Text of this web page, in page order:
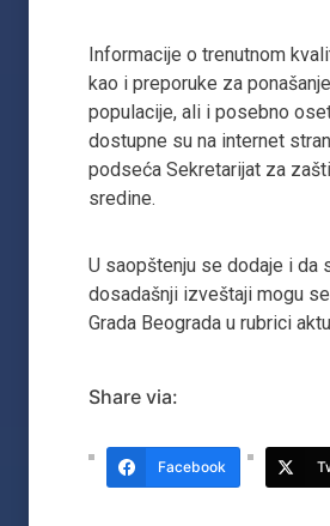
Informacije o trenutnom
kao i preporuke za
populacije, ali i posebno
dostupne su na internet
podseća Sekretarijat za
sredine.
U saopštenju se dodaje i da
dosadašnji izveštaji mogu
Grada Beograda u rubrici
Share via:
Facebook